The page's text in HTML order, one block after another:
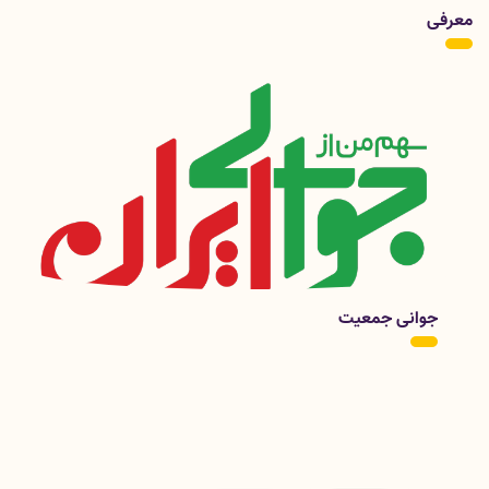
نکاتی برای محافظت از چشم و پوست در برابر اشعه فرابنفش خورشید
چند نکته برای پیشگیری از گرمازدگی:
معرفی
معرفی گروه سلامت روانی، اجتماعی و اعتیاد